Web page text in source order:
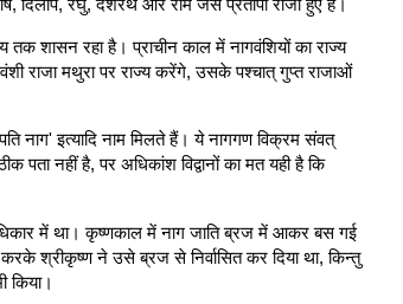
शासन रहा है। प्राचीन काल में नागवंशियों का राज्य
राजा मथुरा पर राज्य करेंगे, उसके पश्चात् गुप्त राजाओं
नाग' इत्यादि नाम मिलते हैं। ये नागगण विक्रम संवत्
नहीं है, पर अधिकांश विद्वानों का मत यही है कि
में था। कृष्णकाल में नाग जाति ब्रज में आकर बस गई
श्रीकृष्ण ने उसे ब्रज से निर्वासित कर दिया था, किन्तु
किया।